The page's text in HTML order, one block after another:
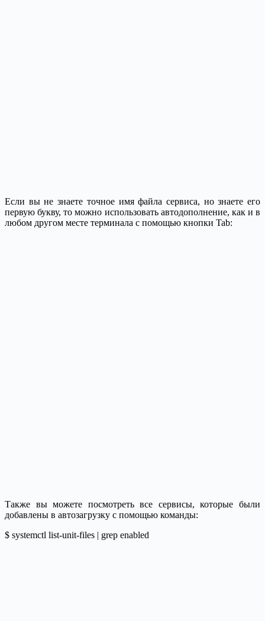
Если вы не знаете точное имя файла сервиса, но знаете его
первую букву, то можно использовать автодополнение, как и в
любом другом месте терминала с помощью кнопки Tab:
Также вы можете посмотреть все сервисы, которые были
добавлены в автозагрузку с помощью команды:
$ systemctl list-unit-files | grep enabled